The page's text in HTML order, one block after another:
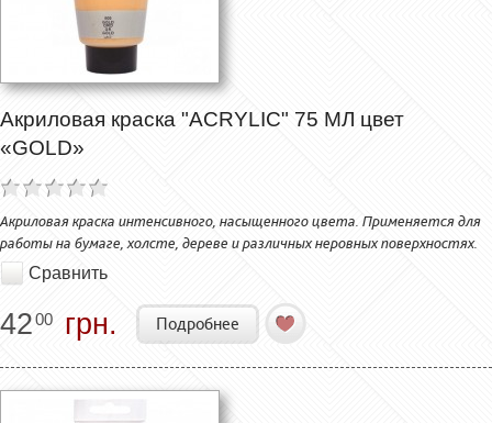
Акриловая краска "ACRYLIC" 75 МЛ цвет
«GOLD»
Акриловая краска интенсивного, насыщенного цвета. Применяется для
работы на бумаге, холсте, дереве и различных неровных поверхностях.
Сравнить
4200 грн. Подробнее